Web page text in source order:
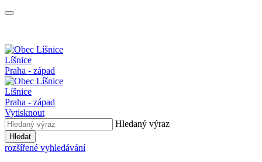
Líšnice
Praha - západ
Líšnice
Praha - západ
Vytisknout
Hledaný výraz
Hledat
rozšířené vyhledávání